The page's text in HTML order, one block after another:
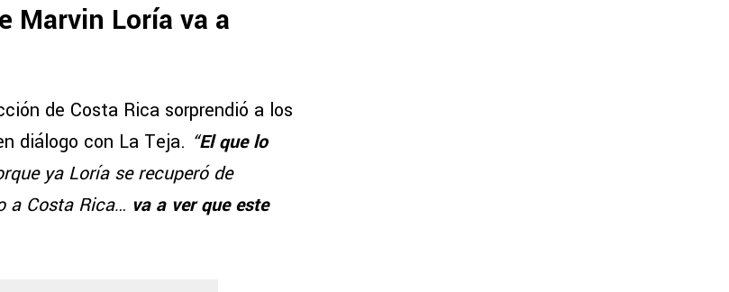
Marvin Loría va a
de Costa Rica sorprendió a los
diálogo con La Teja. “El que lo
ya Loría se recuperó de
a Costa Rica… va a ver que este